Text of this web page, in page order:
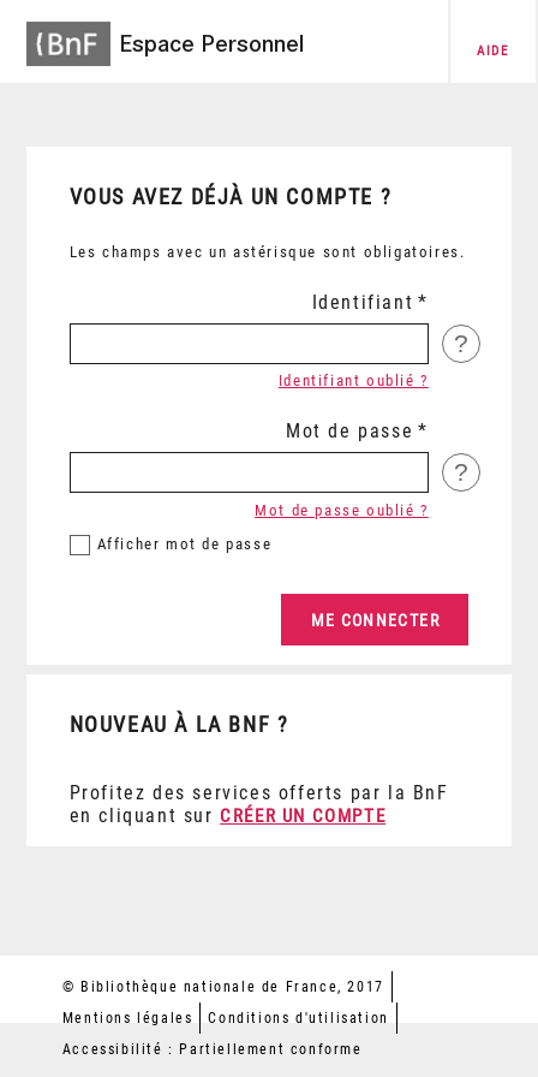
Espace Personnel AIDE
VOUS AVEZ DÉJÀ UN COMPTE ?
Les champs avec un astérisque sont obligatoires.
Identifiant
?
Identifiant oublié ?
Mot de passe
?
Afficher mot de passe
Mot de passe oublié ?
NOUVEAU À LA BNF ?
Profitez des services offerts par la BnF
en cliquant sur CRÉER UN COMPTE
© Bibliothèque nationale de France, 2017
Mentions légales
Conditions d'utilisation
Accessibilité : Partiellement conforme